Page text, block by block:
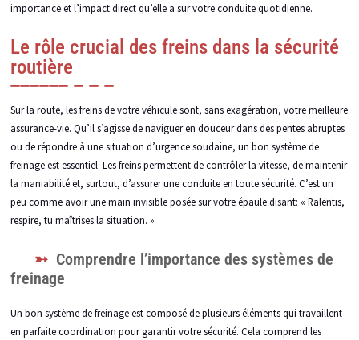
importance et l’impact direct qu’elle a sur votre conduite quotidienne.
Le rôle crucial des freins dans la sécurité
routière
Sur la route, les freins de votre véhicule sont, sans exagération, votre meilleure
assurance-vie. Qu’il s’agisse de naviguer en douceur dans des pentes abruptes
ou de répondre à une situation d’urgence soudaine, un bon système de
freinage est essentiel. Les freins permettent de contrôler la vitesse, de maintenir
la maniabilité et, surtout, d’assurer une conduite en toute sécurité. C’est un
peu comme avoir une main invisible posée sur votre épaule disant: « Ralentis,
respire, tu maîtrises la situation. »
Comprendre l’importance des systèmes de
freinage
Un bon système de freinage est composé de plusieurs éléments qui travaillent
en parfaite coordination pour garantir votre sécurité. Cela comprend les